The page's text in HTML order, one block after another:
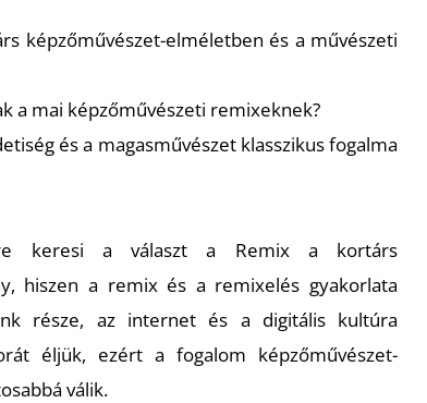
képzőművészet-elméletben és a művészeti
a mai képzőművészeti remixeknek?
és a magasművészet klasszikus fogalma
keresi a választ a Remix a kortárs
hiszen a remix és a remixelés gyakorlata
része, az internet és a digitális kultúra
éljük, ezért a fogalom képzőművészet-
válik.